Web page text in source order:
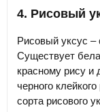
4. Рисовый
Рисовый уксус –
Существует
красному рису и
черного
сорта рисового